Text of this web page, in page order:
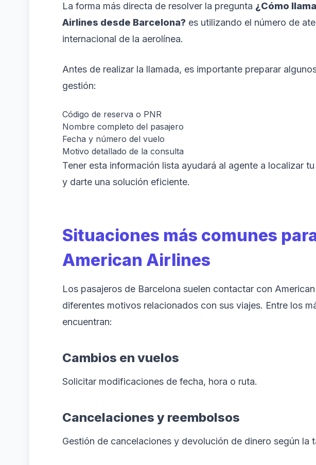
La forma más directa de resolver la pregunta ¿Cómo
Airlines desde Barcelona? es utilizando el número de
internacional de la aerolínea.
Antes de realizar la llamada, es importante preparar
gestión:
Código de reserva o PNR
Nombre completo del pasajero
Fecha y número del vuelo
Motivo detallado de la consulta
Tener esta información lista ayudará al agente a localizar
y darte una solución eficiente.
Situaciones más comunes
American Airlines
Los pasajeros de Barcelona suelen contactar con
diferentes motivos relacionados con sus viajes. Entre los
encuentran:
Cambios en vuelos
Solicitar modificaciones de fecha, hora o ruta.
Cancelaciones y reembolsos
Gestión de cancelaciones y devolución de dinero según la